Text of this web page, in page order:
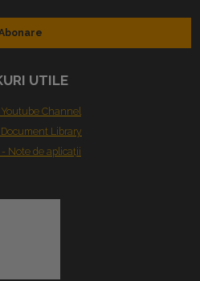
UTILE
Channel
Library
Note de aplicaţii